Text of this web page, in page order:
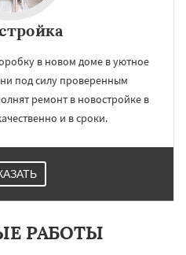
Чехов
Яхрома
Быково
в новом доме в уютное
под силу проверенным
ремонт в новостройке в
и в сроки.
РАБОТЫ
персональных данных